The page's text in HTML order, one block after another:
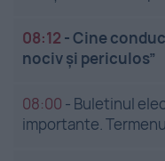
08:12 -Cine
nociv și periculos”
08:00 - Buletinul
importante.